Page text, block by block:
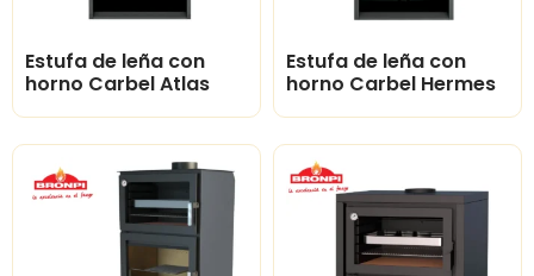
Estufa de leña con
horno Carbel Atlas
Estufa de leña con
horno Carbel Hermes